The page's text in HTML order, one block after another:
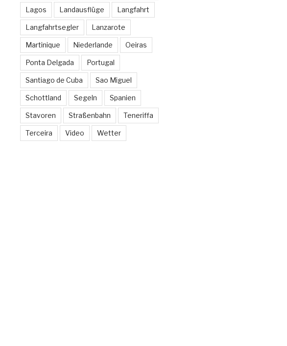
Lagos Landausflüge Langfahrt
Langfahrtsegler Lanzarote
Martinique Niederlande Oeiras
Ponta Delgada Portugal
Santiago de Cuba Sao Miguel
Schottland Segeln Spanien
Stavoren Straßenbahn Teneriffa
Terceira Video Wetter